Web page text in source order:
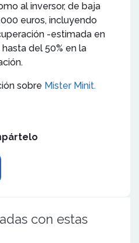
al inversor, de baja
euros, incluyendo
-estimada en
del 50% en la
sobre Mister Minit.
con estas